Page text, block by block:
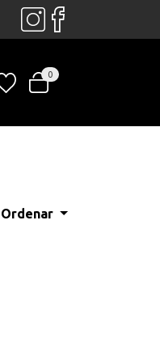
0
Ordenar